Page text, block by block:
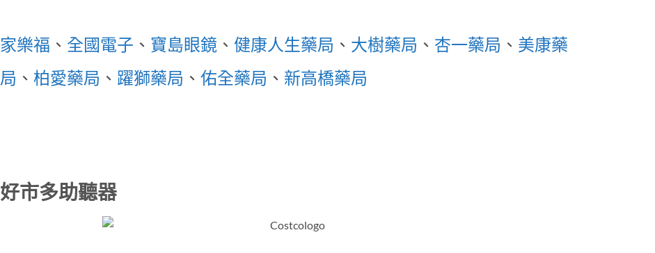
家樂福 、 全國電子 、 寶島眼鏡 、 健康人生藥局 、 大樹藥局 、 杏一藥局 、 美康藥
局 、 柏愛藥局 、 躍獅藥局 、 佑全藥局 、 新高橋藥局
好市多助聽器